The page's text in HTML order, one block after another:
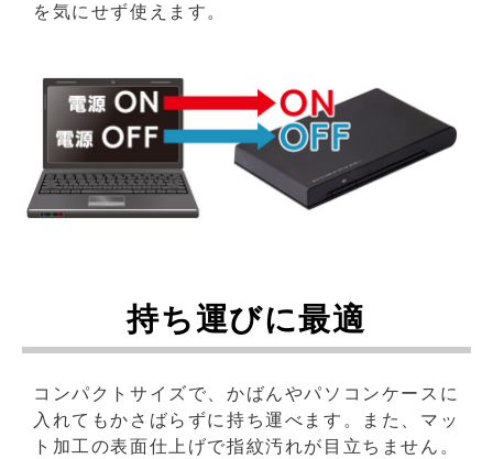
を気にせず使えます。
持ち運びに最適
コンパクトサイズで、かばんやパソコンケースに
入れてもかさばらずに持ち運べます。また、マッ
ト加工の表面仕上げで指紋汚れが目立ちません。